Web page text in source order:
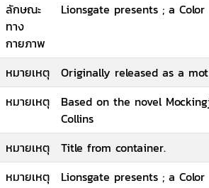
ลักษณะ
ทาง
กายภาพ
Lionsgate presents ; a Color
หมายเหตุ
Originally released as a
หมายเหตุ
Based on the novel
Collins
หมายเหตุ
Title from container.
หมายเหตุ
Lionsgate presents ; a Color